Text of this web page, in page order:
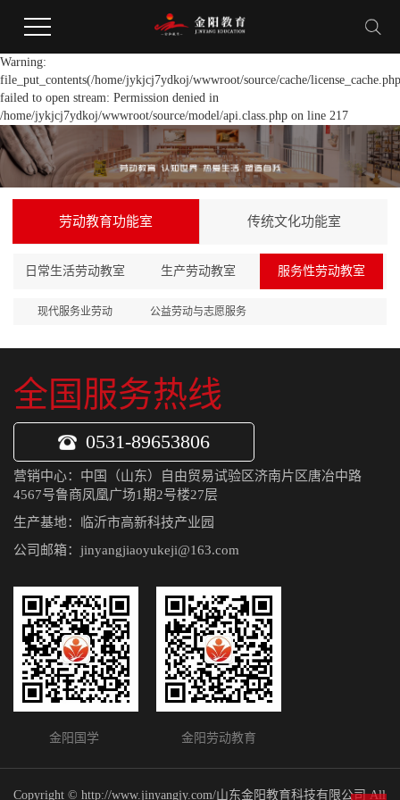
Warning:
file_put_contents(/home/jykjcj7ydkoj/wwwroot/source/cache/
failed to open stream: Permission denied in
/home/jykjcj7ydkoj/wwwroot/source/model/api.class.php on line 217
劳动教育功能室 传统文化功能室
日常生活劳动教室 生产劳动教室 服务性劳动教室
现代服务业劳动 公益劳动与志愿服务
全国服务热线
0531-89653806
营销中心：中国（山东）自由贸易试验区济南片区唐冶中路
4567号鲁商凤凰广场1期2号楼27层
生产基地：临沂市高新科技产业园
公司邮箱：jinyangjiaoyukeji@163.com
金阳国学 金阳劳动教育
Copyright © http://www.jinyangjy.com/山东金阳教育科技有限公司 All